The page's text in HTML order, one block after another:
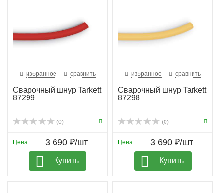
избранное сравнить
Сварочный шнур Tarkett
87299
(0)
Цена: 3 690 ₽/шт
Купить
избранное сравнить
Сварочный шнур Tarkett
87298
(0)
Цена: 3 690 ₽/шт
Купить